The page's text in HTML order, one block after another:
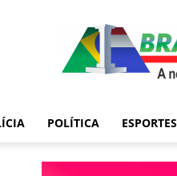
POLÍTICA ESPORTES